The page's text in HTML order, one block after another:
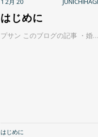
はじめに
プサン このブログの記事 ・婚…
はじめに